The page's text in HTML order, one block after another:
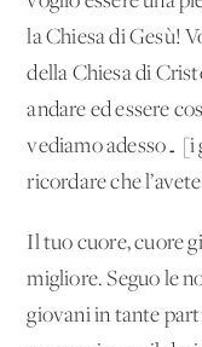
la Chiesa di Gesù!
della Chiesa di
andare ed essere
vediamo adesso…
ricordare che
Il tuo cuore, cuore
migliore. Seguo le
giovani in tante